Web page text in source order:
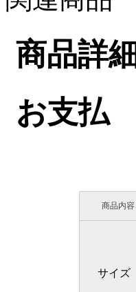
商品詳細
お支払
商品内容
サイズ